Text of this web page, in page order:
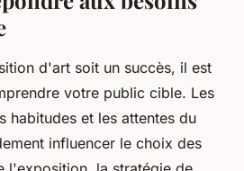
d'art soit un succès, il est
votre public cible. Les
habitudes et les attentes du
influencer le choix des